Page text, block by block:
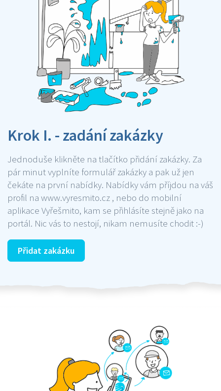
Krok I. - zadání zakázky
Jednoduše klikněte na tlačítko přidání zakázky. Za
pár minut vyplníte formulář zakázky a pak už jen
čekáte na první nabídky. Nabídky vám příjdou na váš
profil na www.vyresmito.cz , nebo do mobilní
aplikace Vyřešmito, kam se přihlásíte stejně jako na
portál. Nic vás to nestojí, nikam nemusíte chodit :-)
Přidat zakázku